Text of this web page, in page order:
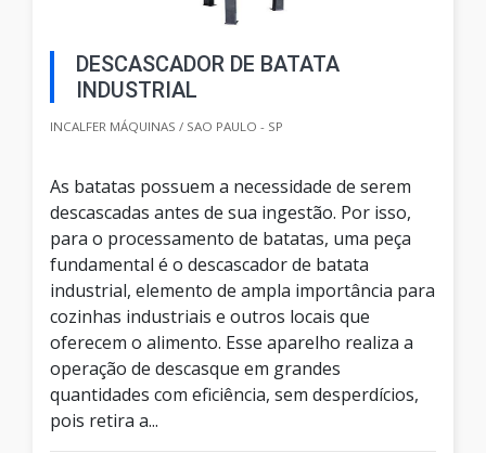
DESCASCADOR DE BATATA
INDUSTRIAL
INCALFER MÁQUINAS / SAO PAULO - SP
As batatas possuem a necessidade de serem
descascadas antes de sua ingestão. Por isso,
para o processamento de batatas, uma peça
fundamental é o descascador de batata
industrial, elemento de ampla importância para
cozinhas industriais e outros locais que
oferecem o alimento. Esse aparelho realiza a
operação de descasque em grandes
quantidades com eficiência, sem desperdícios,
pois retira a...